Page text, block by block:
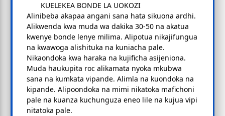
KUELEKEA BONDE LA UOKOZI
Alinibeba akapaa angani sana hata sikuona ardhi.
Alikwenda kwa muda wa dakika 30-50 na akatua
kwenye bonde lenye milima. Alipotua nikajifungua
na kwawoga alishituka na kuniacha pale.
Nikaondoka kwa haraka na kujificha asijeniona.
Muda haukupita roc alikamata nyoka mkubwa
sana na kumkata vipande. Alimla na kuondoka na
kipande. Alipoondoka na mimi nikatoka mafichoni
pale na kuanza kuchunguza eneo lile na kujua vipi
nitatoka pale.